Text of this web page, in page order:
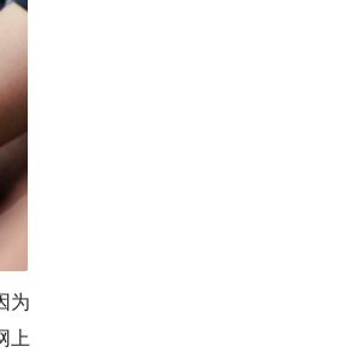
为
上